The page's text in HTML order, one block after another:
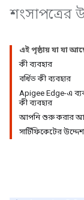
শংসাপত্রের
এই পৃষ্ঠায় যা যা
কী ব্যবহার
বর্ধিত কী ব্যবহার
Apigee Edge-এ
কী ব্যবহার
আপনি শুরু করার
সার্টিফিকেটের